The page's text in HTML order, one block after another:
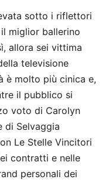
sotto i riflettori
miglior ballerino
allora sei vittima
televisione
è molto più cinica e,
il pubblico si
voto di Carolyn
di Selvaggia
Le Stelle Vincitori
contratti e nelle
personali dei